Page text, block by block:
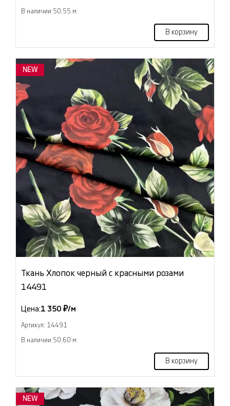
В наличии 50.55 м
В корзину
NEW
Ткань Хлопок черный с красными розами
14491
Цена:1 350 ₽/м
Артикул: 14491
В наличии 50.60 м
В корзину
NEW